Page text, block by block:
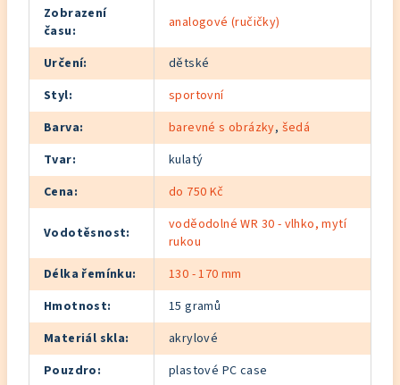
Zobrazení
času: analogové (ručičky)
Určení:
dětské
Styl:
sportovní
Barva: barevné s obrázky, šedá
Tvar:
kulatý
Cena: do 750 Kč
Vodotěsnost:
voděodolné WR 30 - vlhko, mytí
rukou
Délka řemínku:
130 - 170 mm
Hmotnost:
15 gramů
Materiál skla:
akrylové
Pouzdro:
plastové PC case